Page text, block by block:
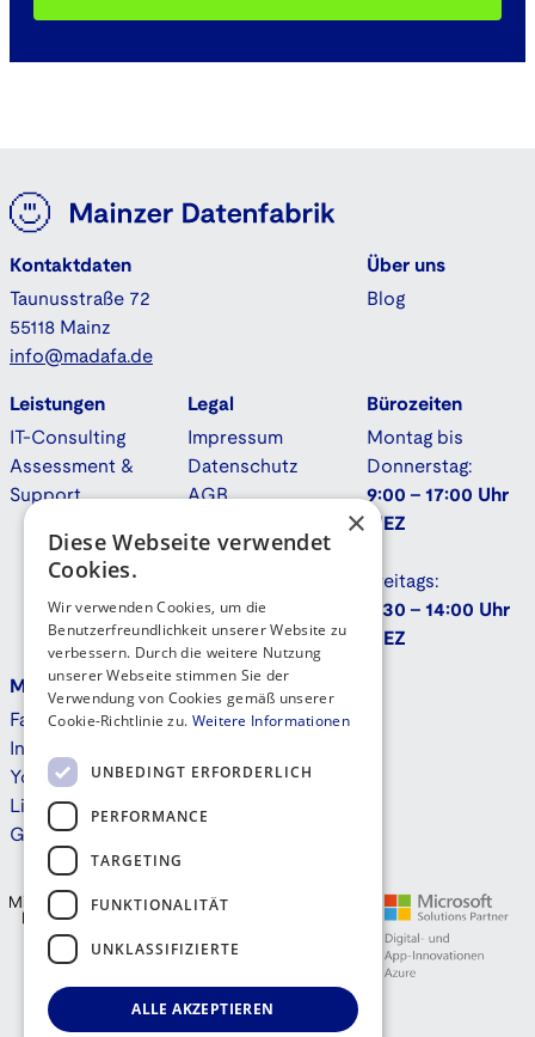
Kontaktdaten
Taunusstraße 72
55118 Mainz
info@madafa.de
Über uns
Blog
Leistungen
IT-Consulting
Assessment &
Support
Legal
Impressum
Datenschutz
AGB
Bürozeiten
Montag bis
Donnerstag:
9:00 - 17:00 Uhr
MEZ
Freitags:
9:30 - 14:00 Uhr
MEZ
Mehr
Facebook
Instagram
Youtube
Linkedin
GitHub
Kontakt
×
Diese Webseite verwendet
Cookies.
Wir verwenden Cookies, um die
Benutzerfreundlichkeit unserer Website zu
verbessern. Durch die weitere Nutzung
unserer Webseite stimmen Sie der
Verwendung von Cookies gemäß unserer
Cookie-Richtlinie zu. Weitere Informationen
UNBEDINGT ERFORDERLICH
PERFORMANCE
TARGETING
FUNKTIONALITÄT
UNKLASSIFIZIERTE
ALLE AKZEPTIEREN